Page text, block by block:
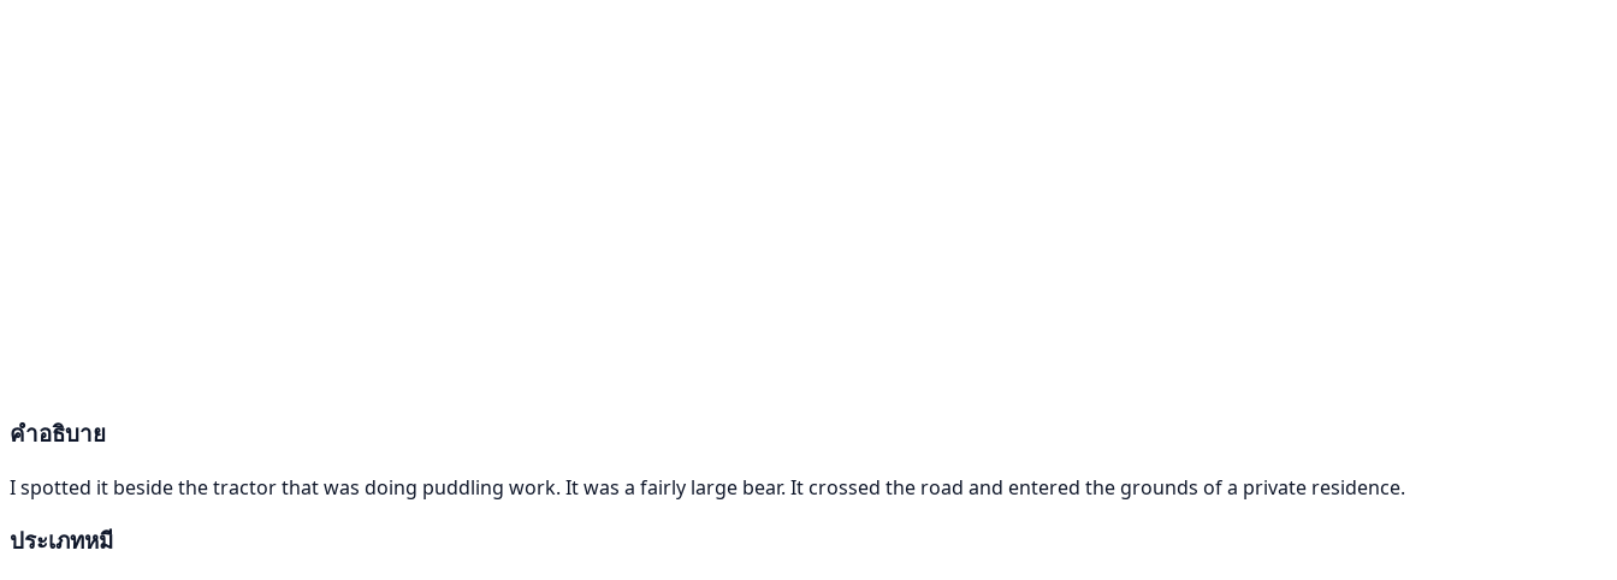
คำอธิบาย
I spotted it beside the tractor that was doing puddling work. It was a fairly large bear. It crossed the road and entered the grounds of a private residence.
ประเภทหมี